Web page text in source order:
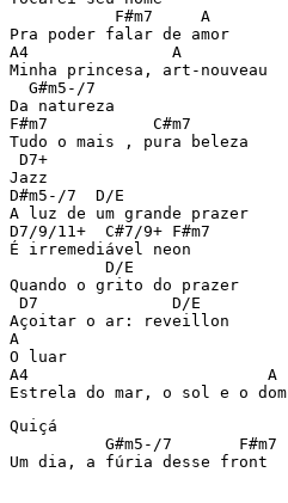
           F#m7     A
Pra poder falar de amor
A4               A
Minha princesa, art-nouveau
  G#m5-/7
Da natureza
F#m7           C#m7
Tudo o mais , pura beleza
D7+
Jazz
D#m5-/7  D/E
A luz de um grande prazer
D7/9/11+  C#7/9+ F#m7
É irremediável neon
          D/E
Quando o grito do prazer
D7              D/E
Açoitar o ar: reveillon
A
O luar
A4                         A
Estrela do mar, o sol e o dom
Quiçá
          G#m5-/7       F#m7
Um dia, a fúria desse front